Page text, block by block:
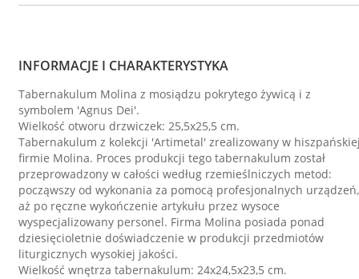
INFORMACJE I CHARAKTERYSTYKA
Tabernakulum Molina z mosiądzu pokrytego żywicą i z
symbolem 'Agnus Dei'.
Wielkość otworu drzwiczek: 25,5x25,5 cm.
Tabernakulum z kolekcji 'Artimetal' zrealizowany w
firmie Molina. Proces produkcji tego tabernakulum został
przeprowadzony w całości według rzemieślniczych metod:
począwszy od wykonania za pomocą profesjonalnych urządzeń,
aż po ręczne wykończenie artykułu przez wysoce
wyspecjalizowany personel. Firma Molina posiada ponad
dziesięcioletnie doświadczenie w produkcji przedmiotów
liturgicznych wysokiej jakości.
Wielkość wnętrza tabernakulum: 24x24,5x23,5 cm.